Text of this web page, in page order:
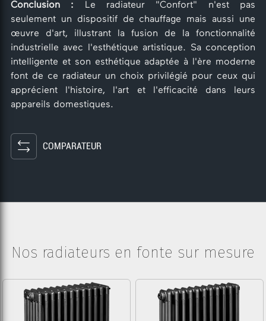
Conclusion : Le radiateur "Confort" n'est pas
seulement un dispositif de chauffage mais aussi une
œuvre d'art, illustrant la fusion de la fonctionnalité
industrielle avec l'esthétique artistique. Sa conception
intelligente et son esthétique adaptée à l'ère moderne
font de ce radiateur un choix privilégié pour ceux qui
apprécient l'histoire, l'art et l'efficacité dans leurs
appareils domestiques.
COMPARATEUR
Nos radiateurs en fonte sur mesure